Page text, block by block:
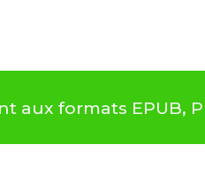
aux formats EPUB,